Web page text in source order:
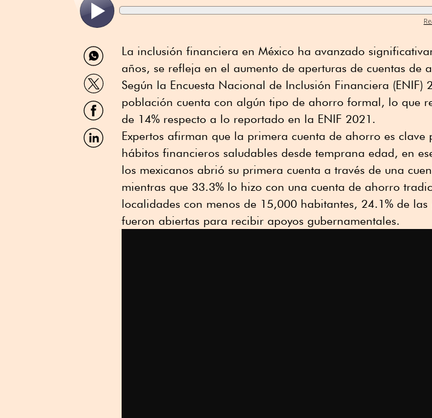
Compartir
por
WhatsApp
Compartir
por
Twitter
Compartir
por
Facebook
Compartir
por
La inclusión financiera en México ha avanzado
años, se refleja en el aumento de aperturas de cuentas de
Según la Encuesta Nacional de Inclusión Financiera (ENIF)
población cuenta con algún tipo de ahorro formal, lo que
de 14% respecto a lo reportado en la ENIF 2021.
Expertos afirman que la primera cuenta de ahorro es clave
hábitos financieros saludables desde temprana edad, en
los mexicanos abrió su primera cuenta a través de una
mientras que 33.3% lo hizo con una cuenta de ahorro
localidades con menos de 15,000 habitantes, 24.1% de las
fueron abiertas para recibir apoyos gubernamentales.